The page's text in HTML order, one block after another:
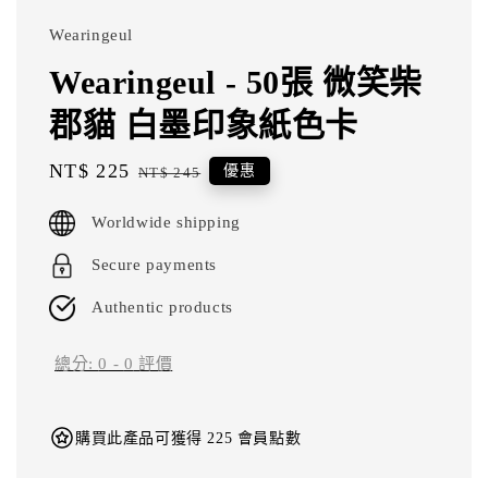
Wearingeul
Wearingeul - 50張 微笑柴
郡貓 白墨印象紙色卡
Sale
NT$ 225 Regular
NT$ 245 優惠
Worldwide shipping
Secure payments
Authentic products
總分:0 - 0 評價
購買此產品可獲得 225 會員點數